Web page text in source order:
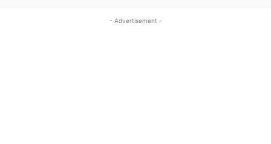
- Advertisement -